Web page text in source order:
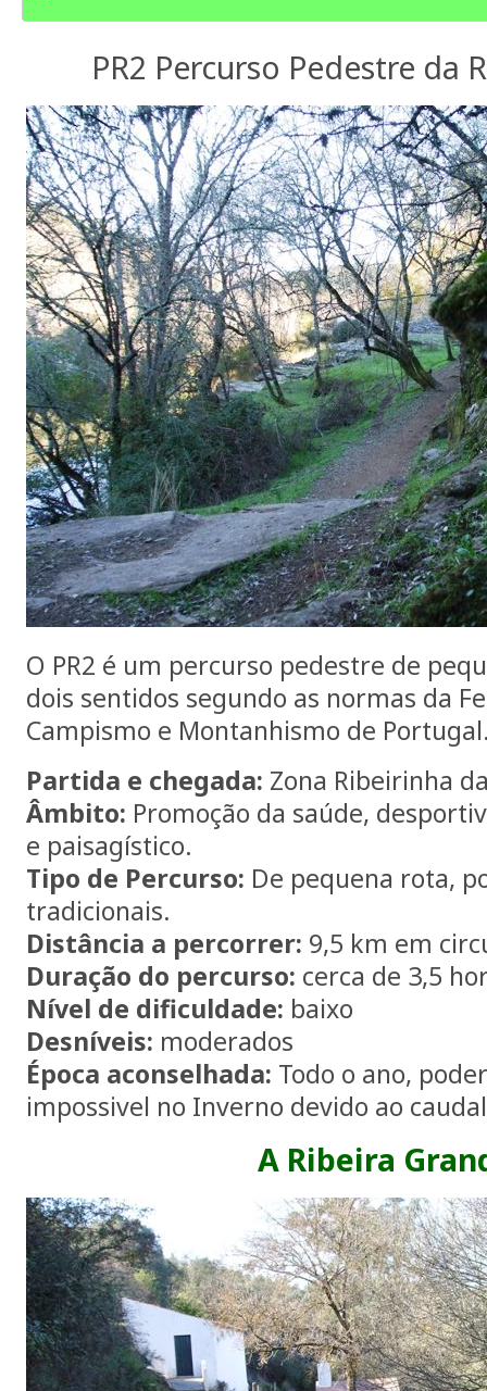
PR2 Percurso Pedestre da
O PR2 é um percurso pedestre de
dois sentidos segundo as normas da
Campismo e Montanhismo de
Partida e chegada: Zona Ribeirinha
Âmbito: Promoção da saúde,
e paisagístico.
Tipo de Percurso: De pequena rota,
tradicionais.
Distância a percorrer: 9,5 km em
Duração do percurso: cerca de 3,5
Nível de dificuldade: baixo
Desníveis: moderados
Época aconselhada: Todo o ano,
impossivel no Inverno devido ao
A Ribeira